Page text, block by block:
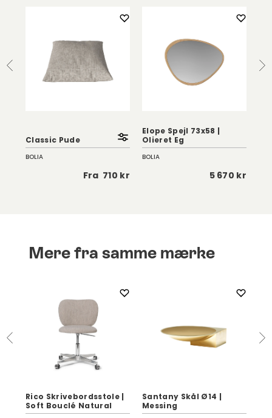
Classic Pude
BOLIA
Fra 710 kr
Elope Spejl 73x58 |
Olieret Eg
BOLIA
5 670 kr
Mere fra samme mærke
Rico Skrivebordsstole |
Soft Bouclé Natural
Santany Skål Ø14 |
Messing